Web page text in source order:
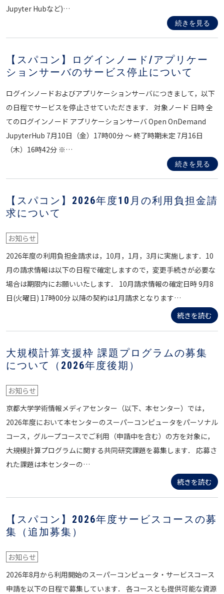
Jupyter Hubなど)…
続きを見る
【スパコン】ログインノード/アプリケー
ションサーバのサービス停止について
ログインノードおよびアプリケーションサーバにつきまして，以下
の日程でサービスを停止させていただきます． 対象ノード 日時 全
てのログインノード アプリケーションサーバ Open OnDemand
JupyterHub 7月10日（金）17時00分 ～ 終了時期未定 7月16日
（木）16時42分 ※…
続きを見る
【スパコン】2026年度10月の利用負担金請
求について
お知らせ
2026年度の利用負担金請求は，10月，1月，3月に実施します．10
月の請求情報は以下の日程で確定しますので，変更手続きが必要な
場合は期限内にお願いいたします． 10月請求情報の確定日時 9月8
日(火曜日) 17時00分 以降の契約は1月請求となります…
続きを読む
大規模計算支援枠 課題プログラムの募集
について（2026年度後期）
お知らせ
京都大学学術情報メディアセンター（以下、本センター）では，
2026年度において本センターのスーパーコンピュータをパーソナル
コース，グループコースでご利用（申請中を含む）の方を対象に，
大規模計算プログラムに関する共同研究課題を募集します． 応募さ
れた課題は本センターの…
続きを読む
【スパコン】2026年度サービスコースの募
集（追加募集）
お知らせ
2026年8月から利用開始のスーパーコンピュータ・サービスコース
申請を以下の日程で募集しています． 各コースとも提供可能な資源